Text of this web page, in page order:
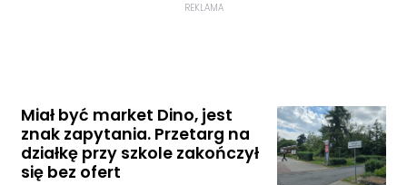
REKLAMA
Miał być market Dino, jest
znak zapytania. Przetarg na
działkę przy szkole zakończył
się bez ofert